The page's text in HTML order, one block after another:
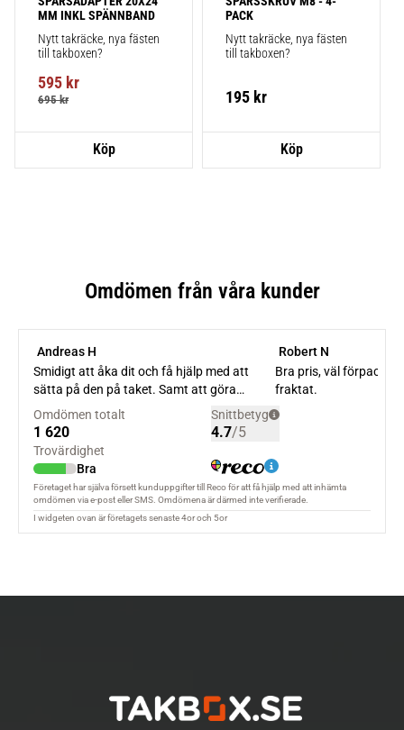
MM INKL SPÄNNBAND
Nytt takräcke, nya fästen
till takboxen?
595 kr
695kr
PACK
Nytt takräcke, nya fästen
till takboxen?
195 kr